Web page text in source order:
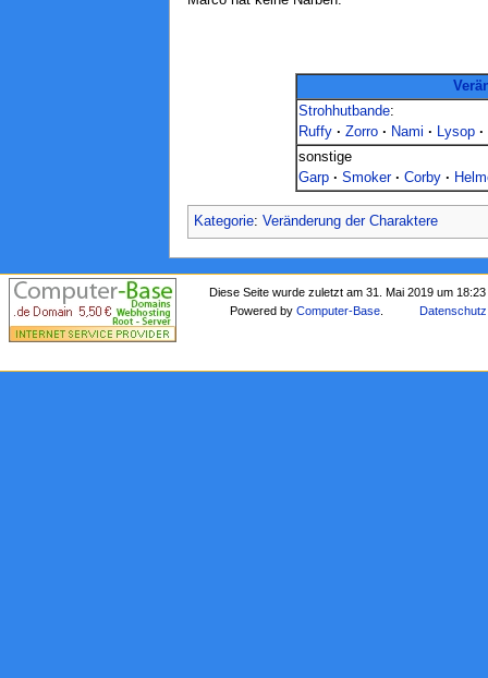
Strohhutbande:
Ruffy · Zorro · Nami · Lysop ·
Garp · Smoker · Corby ·
Kategorie: Veränderung der Charaktere
Diese Seite wurde zuletzt am 31. Mai 2019 um
Powered byComputer-Base Datenschutz